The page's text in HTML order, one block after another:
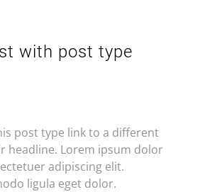
with post type
post type link to a different
headline. Lorem ipsum dolor
adipiscing elit.
ligula eget dolor.